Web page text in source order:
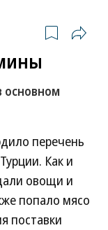
основном
перечень
Как и
овощи и
попало мясо
поставки